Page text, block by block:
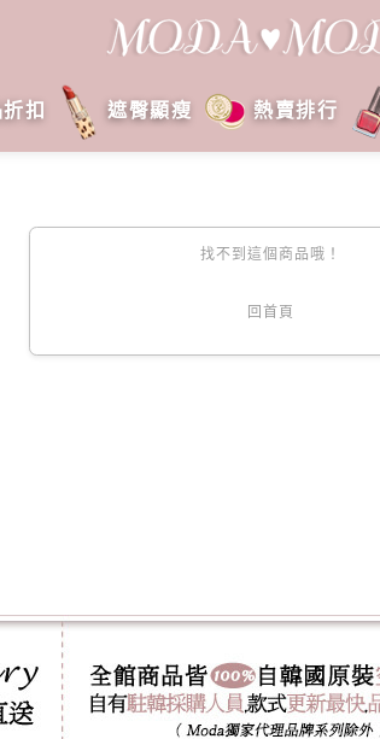
扣 遮臀顯瘦 熱賣排行
找不到這個商品哦！
回首頁